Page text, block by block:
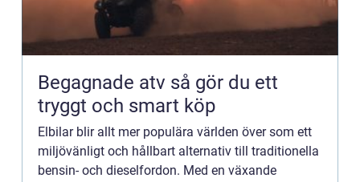
Begagnade atv så gör du ett
tryggt och smart köp
Elbilar blir allt mer populära världen över som ett
miljövänligt och hållbart alternativ till traditionella
bensin- och dieselfordon. Med en växande